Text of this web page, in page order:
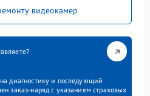
видеокамер
диагностику и последующий
заказ-наряд с указанием страховых